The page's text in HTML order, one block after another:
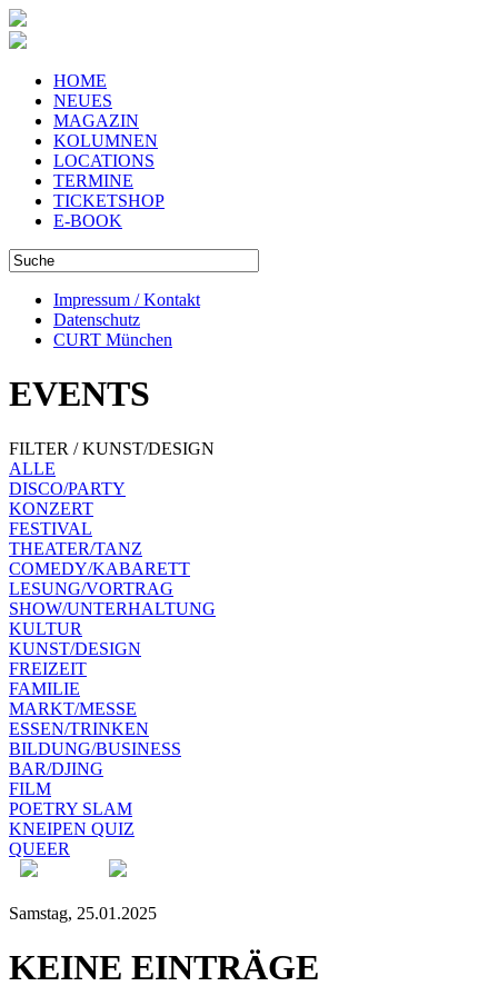
HOME
NEUES
MAGAZIN
KOLUMNEN
LOCATIONS
TERMINE
TICKETSHOP
E-BOOK
Impressum / Kontakt
Datenschutz
CURT München
EVENTS
FILTER / KUNST/DESIGN
ALLE
DISCO/PARTY
KONZERT
FESTIVAL
THEATER/TANZ
COMEDY/KABARETT
LESUNG/VORTRAG
SHOW/UNTERHALTUNG
KULTUR
KUNST/DESIGN
FREIZEIT
FAMILIE
MARKT/MESSE
ESSEN/TRINKEN
BILDUNG/BUSINESS
BAR/DJING
FILM
POETRY SLAM
KNEIPEN QUIZ
QUEER
Samstag, 25.01.2025
KEINE EINTRÄGE